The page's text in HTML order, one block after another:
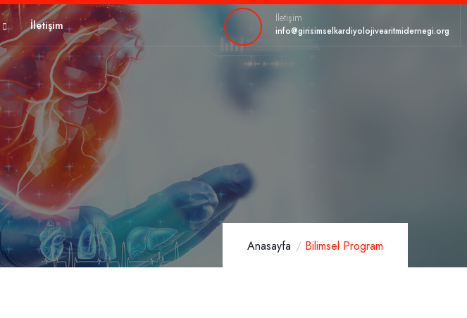
İletişim İletişim
info@girisimselkardiyolojivearitmidernegi.org
Anasayfa Bilimsel Program